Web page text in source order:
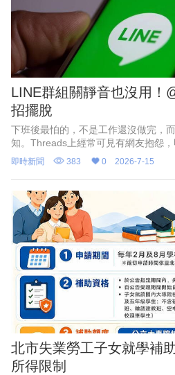
LINE群組關靜音也沒用
招擺脫
下班後最怕的，不是工作還沒做完，
知。Threads上經常可見有網友抱怨，
音，但只要有人使用「@All」標記，
直呼：「下
即時新聞 383 0 2026-7-15
北市失業勞工子女就學補
所得限制